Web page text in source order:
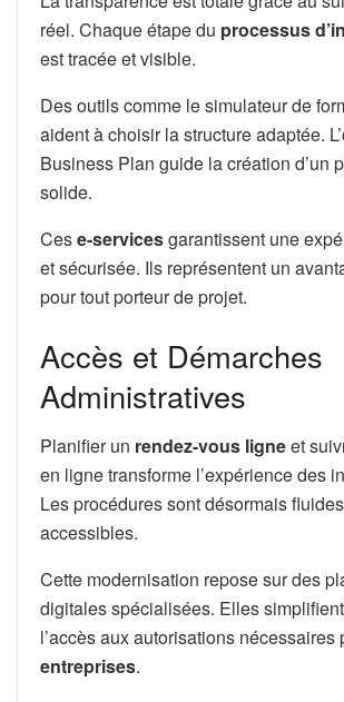
réel. Chaque étape du processus
est tracée et visible.
Des outils comme le simulateur de
aident à choisir la structure adaptée.
Business Plan guide la création d’un
solide.
Cese-servicesgarantissent une
et sécurisée. Ils représentent un
pour tout porteur de projet.
Accès et Démarches
Administratives
Planifier un rendez-vous ligneet
en ligne transforme l’expérience des
Les procédures sont désormais
accessibles.
Cette modernisation repose sur des
digitales spécialisées. Elles
l’accès aux autorisations nécessaires
entreprises.